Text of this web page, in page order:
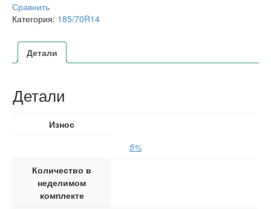
Сравнить
Категория: 185/70R14
Детали
Детали
Износ
5%
Количество в
неделимом
комплекте